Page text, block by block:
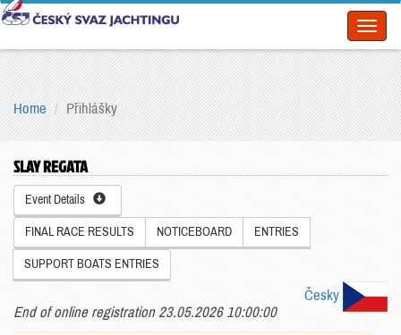
Home Přihlášky
SLAY REGATA
Event Details
FINAL RACE RESULTS NOTICEBOARD ENTRIES
SUPPORT BOATS ENTRIES
Česky
End of online registration 23.05.2026 10:00:00